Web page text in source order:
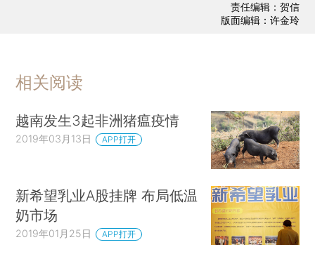
责任编辑：贺信
版面编辑：许金玲
相关阅读
越南发生3起非洲猪瘟疫情
2019年03月13日 APP打开
新希望乳业A股挂牌 布局低温
奶市场
2019年01月25日 APP打开